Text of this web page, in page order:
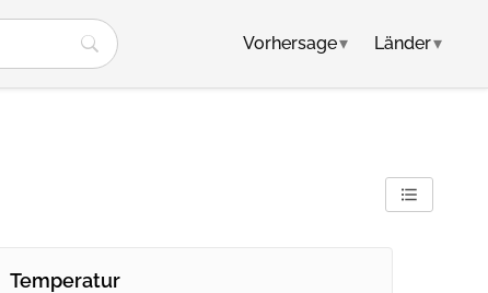
Vorhersage▾ Länder▾
Temperatur